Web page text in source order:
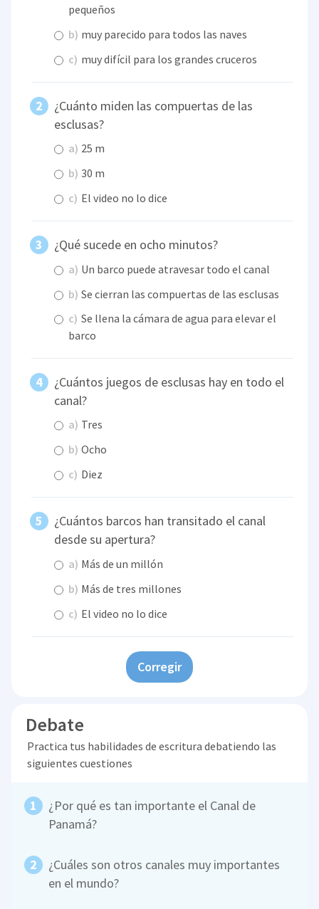
pequeños
b) muy parecido para todos las naves
c) muy difícil para los grandes cruceros
¿Cuánto miden las compuertas de las
esclusas?
a) 25 m
b) 30 m
c) El video no lo dice
¿Qué sucede en ocho minutos?
a) Un barco puede atravesar todo el canal
b) Se cierran las compuertas de las esclusas
c) Se llena la cámara de agua para elevar el
barco
¿Cuántos juegos de esclusas hay en todo el
canal?
a) Tres
b) Ocho
c) Diez
¿Cuántos barcos han transitado el canal
desde su apertura?
a) Más de un millón
b) Más de tres millones
c) El video no lo dice
Corregir
Debate
Practica tus habilidades de escritura debatiendo las
siguientes cuestiones
¿Por qué es tan importante el Canal de
Panamá?
¿Cuáles son otros canales muy importantes
en el mundo?